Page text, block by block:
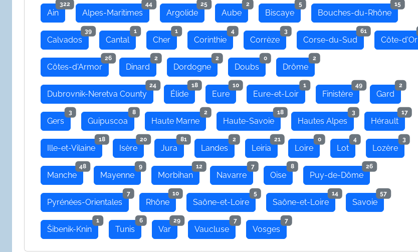
Ain
322
Alpes-Maritimes
44
Argolide
25
Aube
2
Biscaye
5
Bouches-du-Rhône
15
Calvados
39
Cantal
1
Cher
1
Corinthie
4
Corrèze
3
Corse-du-Sud
61
Côte-d'Or
Côtes-d'Armor
26
Dinard
2
Dordogne
2
Doubs
0
Drôme
2
Dubrovnik-Neretva County
24
Élide
18
Eure
10
Eure-et-Loir
1
Finistère
49
Gard
2
Gers
3
Guipuscoa
8
Haute Marne
2
Haute-Savoie
18
Hautes Alpes
3
Hérault
17
Ille-et-Vilaine
18
Isère
20
Jura
81
Landes
2
Leiria
21
Loire
0
Lot
4
Lozère
3
Manche
48
Mayenne
9
Morbihan
12
Navarre
7
Oise
8
Puy-de-Dôme
26
Pyrénées-Orientales
7
Rhône
10
Saône-et-Loire
5
Saône-et-Loire
14
Savoie
57
Šibenik-Knin
1
Tunis
6
Var
29
Vaucluse
7
Vosges
7